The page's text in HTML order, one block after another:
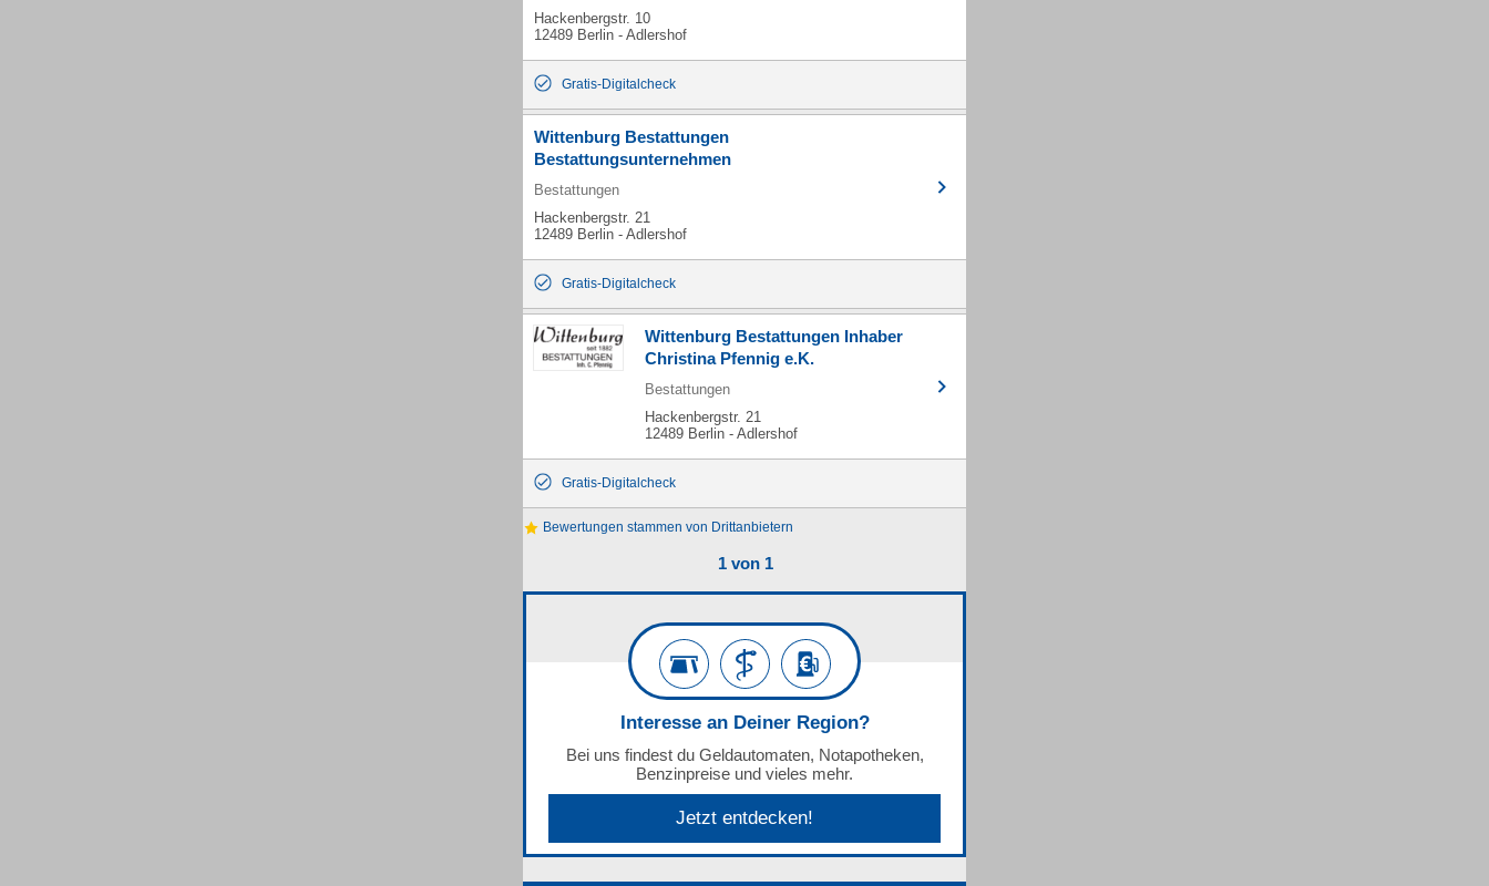
Hackenbergstr. 10
12489 Berlin - Adlershof
Gratis-Digitalcheck
Wittenburg Bestattungen
Bestattungsunternehmen
Bestattungen
Hackenbergstr. 21
12489 Berlin - Adlershof
Gratis-Digitalcheck
Wittenburg Bestattungen Inhaber
Christina Pfennig e.K.
Bestattungen
Hackenbergstr. 21
12489 Berlin - Adlershof
Gratis-Digitalcheck
Bewertungen stammen von Drittanbietern
1 von 1
Interesse an Deiner Region?
Bei uns findest du Geldautomaten, Notapotheken,
Benzinpreise und vieles mehr.
Jetzt entdecken!